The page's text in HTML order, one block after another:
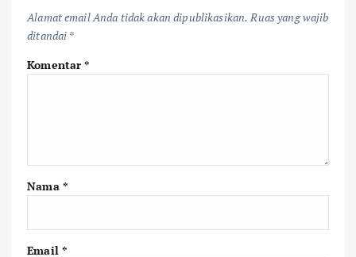
Alamat email Anda tidak akan dipublikasikan. Ruas yang wajib
ditandai *
Komentar*
Nama *
Email *